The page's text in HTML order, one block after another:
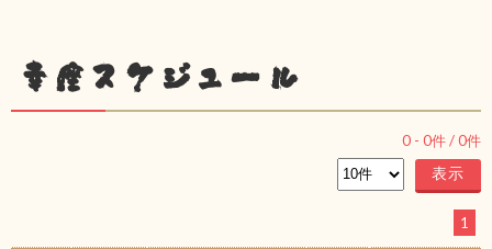
幸座スケジュール
0 - 0件 /0件
1